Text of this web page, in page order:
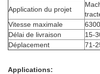
Application du projet
Vitesse maximale
Délai de livraison
15-
Déplacement
71-
Applications: